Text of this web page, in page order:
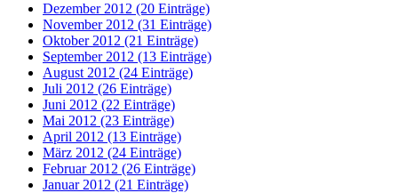
Dezember 2012 (20 Einträge)
November 2012 (31 Einträge)
Oktober 2012 (21 Einträge)
September 2012 (13 Einträge)
August 2012 (24 Einträge)
Juli 2012 (26 Einträge)
Juni 2012 (22 Einträge)
Mai 2012 (23 Einträge)
April 2012 (13 Einträge)
März 2012 (24 Einträge)
Februar 2012 (26 Einträge)
Januar 2012 (21 Einträge)